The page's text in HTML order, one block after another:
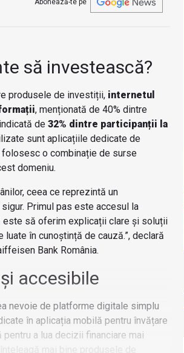
Abonează-te pe
să investească?
produsele de investiții, internetul
, menționată de 40% dintre
de 32% dintre participanții la
sunt aplicațiile dedicate de
folosesc o combinație de surse
domeniu.
ceea ce reprezintă un
Primul pas este accesul la
este să oferim explicații clare și soluții
în cunoștință de cauză.”, declară
Bank România.
accesibile
nevoie de platforme digitale simplu
în aplicația mobilă pentru învățare
a lua decizii financiare mai